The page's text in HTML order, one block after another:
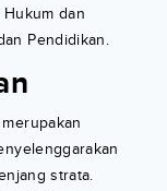
Hukum dan
Pendidikan.
strata.